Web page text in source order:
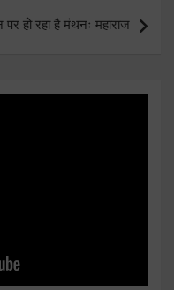
हो रहा है मंथनः महाराज